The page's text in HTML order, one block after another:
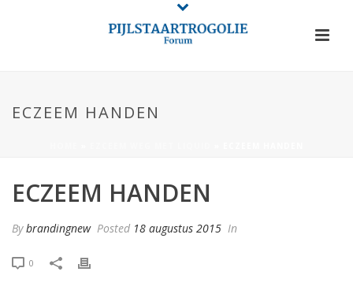
ECZEEM HANDEN
ECZEEM HANDEN
Bybrandingnew Posted 18 augustus 2015 In
0